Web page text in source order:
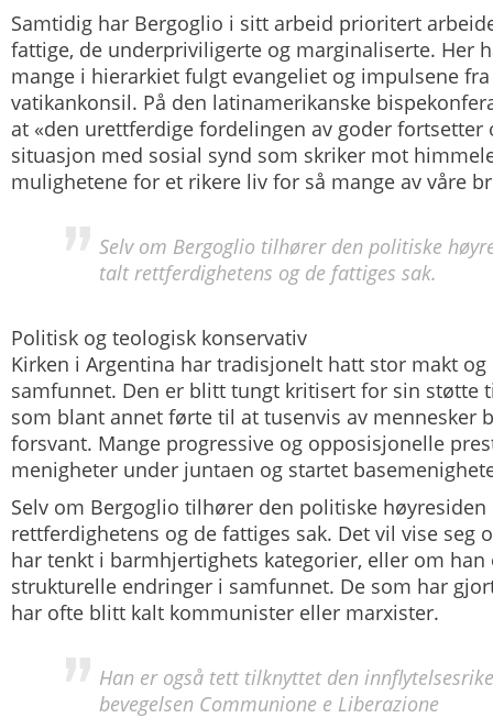
Samtidig har Bergoglio i sitt arbeid prioritert
fattige, de underpriviligerte og marginaliserte. Her
mange i hierarkiet fulgt evangeliet og impulsene
vatikankonsil. På den latinamerikanske
at «den urettferdige fordelingen av goder fortsetter
situasjon med sosial synd som skriker mot
mulighetene for et rikere liv for så mange av våre
Selv om Bergoglio tilhører den politiske
talt rettferdighetens og de fattiges sak.
Politisk og teologisk konservativ
Kirken i Argentina har tradisjonelt hatt stor makt
samfunnet. Den er blitt tungt kritisert for sin
som blant annet førte til at tusenvis av mennesker
forsvant. Mange progressive og opposisjonelle
menigheter under juntaen og startet
Selv om Bergoglio tilhører den politiske
rettferdighetens og de fattiges sak. Det vil vise seg
har tenkt i barmhjertighets kategorier, eller om
strukturelle endringer i samfunnet. De som har
har ofte blitt kalt kommunister eller marxister.
Han er også tett tilknyttet den
bevegelsen Communione e Liberazione